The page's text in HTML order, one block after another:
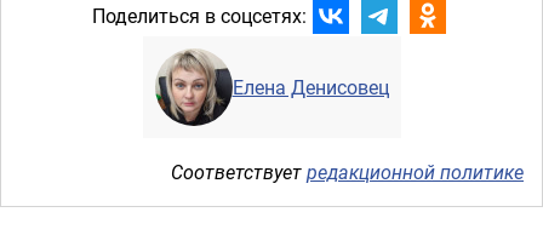
Поделиться в соцсетях:
Елена Денисовец
Соответствуетредакционной политике